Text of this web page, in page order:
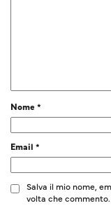
Nome*
Email *
Salva il mio nome,
volta che commento.